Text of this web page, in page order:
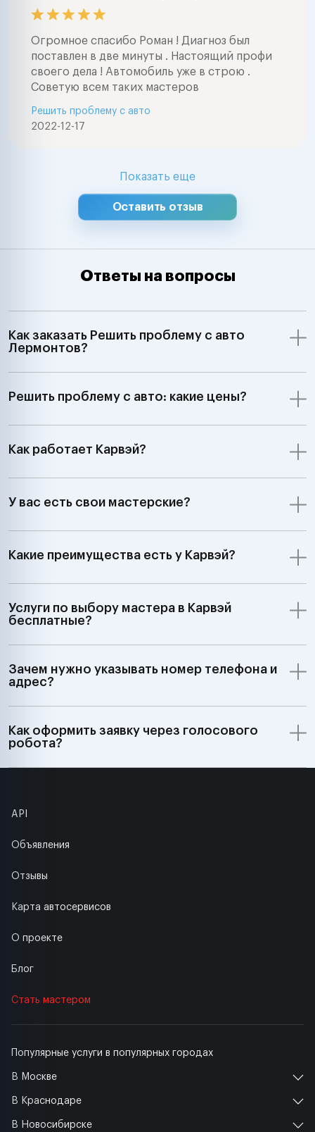
Огромное спасибо Роман ! Диагноз был
поставлен в две минуты . Настоящий профи
своего дела ! Автомобиль уже в строю .
Советую всем таких мастеров
2022-12-17
Решить проблему с авто
Показать еще
Оставить отзыв
Ответы на вопросы
Как заказать Решить проблему с авто
Лермонтов?
Решить проблему с авто: какие цены?
Как работает Карвэй?
У вас есть свои мастерские?
Какие преимущества есть у Карвэй?
Услуги по выбору мастера в Карвэй
бесплатные?
Зачем нужно указывать номер телефона и
адрес?
Как оформить заявку через голосового
робота?
Популярные услуги в популярных городах
В Москве
В Краснодаре
В Новосибирске
API
Объявления
Отзывы
Карта автосервисов
О проекте
Блог
Стать мастером